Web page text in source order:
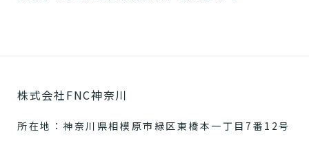
株式会社FNC神奈川
所在地：神奈川県相模原市緑区東橋本一丁目7番12号